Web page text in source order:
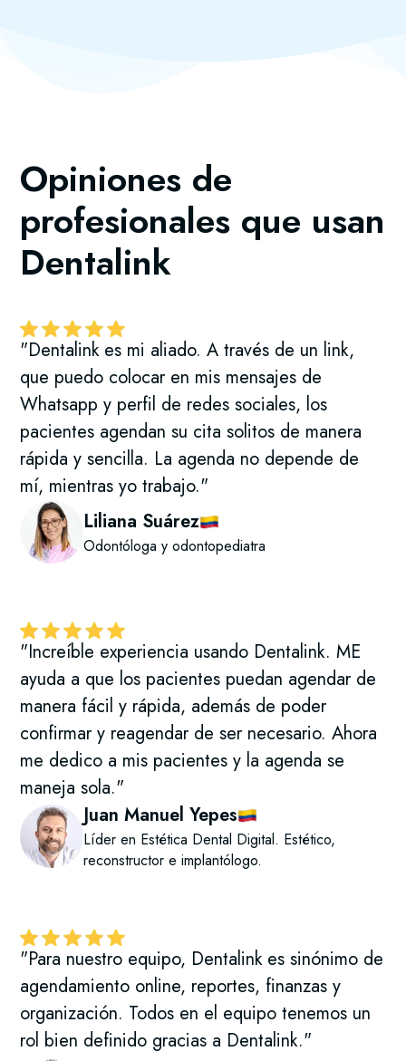
Opiniones de
profesionales que usan
Dentalink
"Dentalink es mi aliado. A través de un link,
que puedo colocar en mis mensajes de
Whatsapp y perfil de redes sociales, los
pacientes agendan su cita solitos de manera
rápida y sencilla. La agenda no depende de
mí, mientras yo trabajo."
Liliana Suárez
Odontóloga y odontopediatra
"Increíble experiencia usando Dentalink. ME
ayuda a que los pacientes puedan agendar de
manera fácil y rápida, además de poder
confirmar y reagendar de ser necesario. Ahora
me dedico a mis pacientes y la agenda se
maneja sola."
Juan Manuel Yepes
Líder en Estética Dental Digital. Estético,
reconstructor e implantólogo.
"Para nuestro equipo, Dentalink es sinónimo de
agendamiento online, reportes, finanzas y
organización. Todos en el equipo tenemos un
rol bien definido gracias a Dentalink."